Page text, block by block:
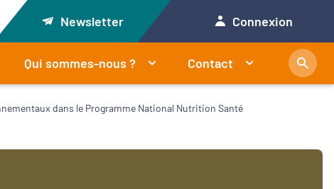
Newsletter Connexion
Qui sommes-nous ? Contact
dans le Programme National Nutrition Santé